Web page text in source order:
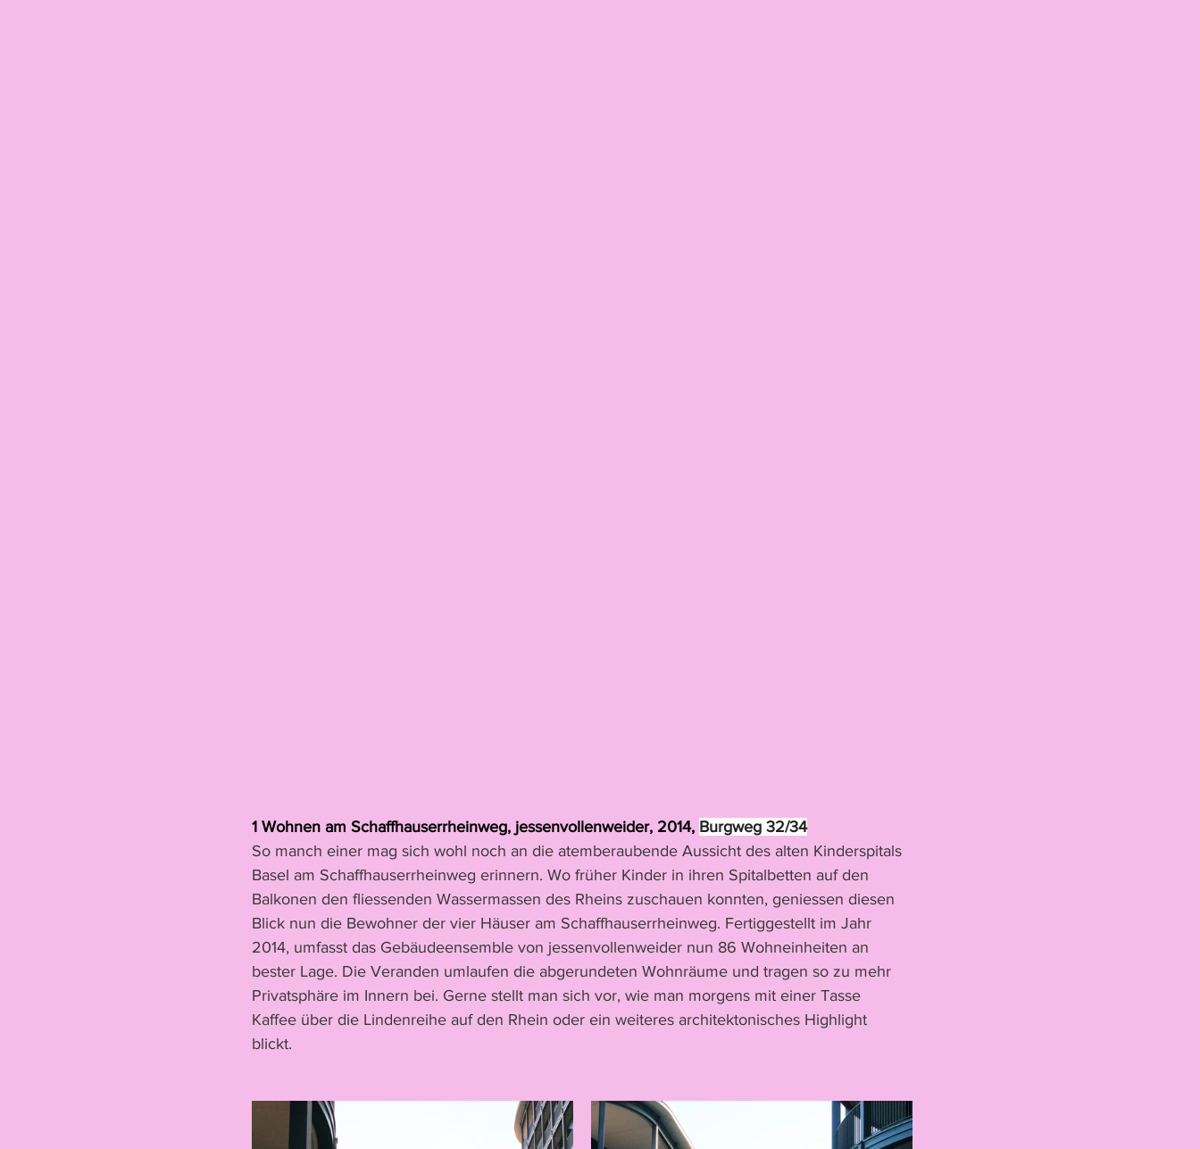
1 Wohnen am Schaffhauserrheinweg, jessenvollenweider, 2014, Burgweg 32/34
So manch einer mag sich wohl noch an die atemberaubende Aussicht des alten Kinderspitals
Basel am Schaffhauserrheinweg erinnern. Wo früher Kinder in ihren Spitalbetten auf den
Balkonen den fliessenden Wassermassen des Rheins zuschauen konnten, geniessen diesen
Blick nun die Bewohner der vier Häuser am Schaffhauserrheinweg. Fertiggestellt im Jahr
2014, umfasst das Gebäudeensemble von jessenvollenweider nun 86 Wohneinheiten an
bester Lage. Die Veranden umlaufen die abgerundeten Wohnräume und tragen so zu mehr
Privatsphäre im Innern bei. Gerne stellt man sich vor, wie man morgens mit einer Tasse
Kaffee über die Lindenreihe auf den Rhein oder ein weiteres architektonisches Highlight
blickt.